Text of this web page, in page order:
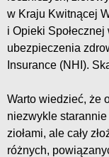
w Kraju Kwitnącej
i Opieki
ubezpieczenia
Insurance (NHI).
Warto wiedzieć, że
niezwykle
ziołami, ale cały
różnych,